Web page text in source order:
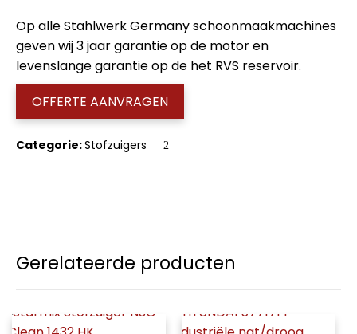
Op alle Stahlwerk Germany schoonmaakmachines
geven wij 3 jaar garantie op de motor en
levenslange garantie op de het RVS reservoir.
OFFERTE AANVRAGEN
Categorie:Stofzuigers
Gerelateerde producten